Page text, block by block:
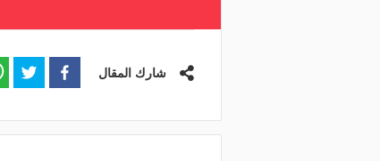
شارك المقال